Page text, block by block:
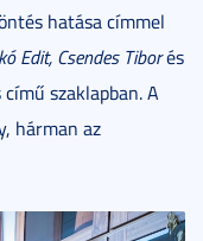
hatása címmel
Edit, Csendes Tiborés
szaklapban. A
hárman az